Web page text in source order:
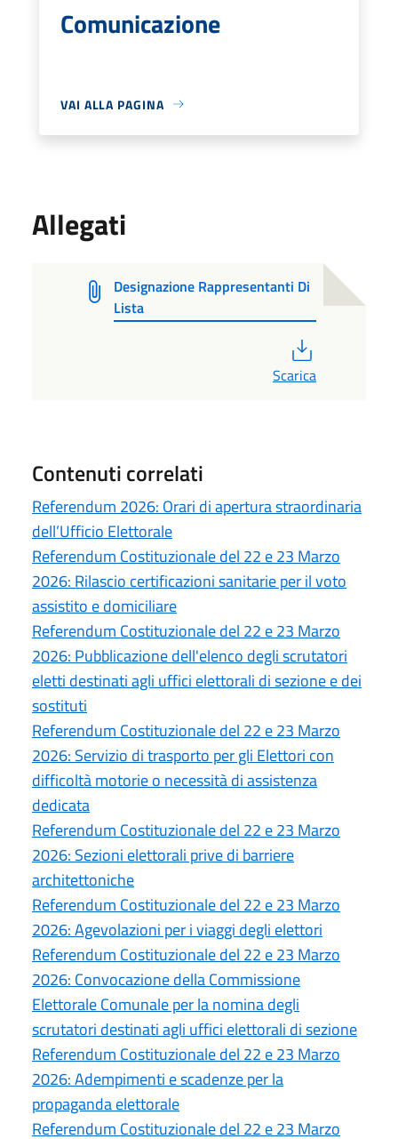
Comunicazione
VAI ALLA PAGINA
Allegati
Designazione Rappresentanti Di
Lista
Scarica
Contenuti correlati
Referendum 2026: Orari di apertura straordinaria
dell’Ufficio Elettorale
Referendum Costituzionale del 22 e 23 Marzo
2026: Rilascio certificazioni sanitarie per il voto
assistito e domiciliare
Referendum Costituzionale del 22 e 23 Marzo
2026: Pubblicazione dell'elenco degli scrutatori
eletti destinati agli uffici elettorali di sezione e dei
sostituti
Referendum Costituzionale del 22 e 23 Marzo
2026: Servizio di trasporto per gli Elettori con
difficoltà motorie o necessità di assistenza
dedicata
Referendum Costituzionale del 22 e 23 Marzo
2026: Sezioni elettorali prive di barriere
architettoniche
Referendum Costituzionale del 22 e 23 Marzo
2026: Agevolazioni per i viaggi degli elettori
Referendum Costituzionale del 22 e 23 Marzo
2026: Convocazione della Commissione
Elettorale Comunale per la nomina degli
scrutatori destinati agli uffici elettorali di sezione
Referendum Costituzionale del 22 e 23 Marzo
2026: Adempimenti e scadenze per la
propaganda elettorale
Referendum Costituzionale del 22 e 23 Marzo